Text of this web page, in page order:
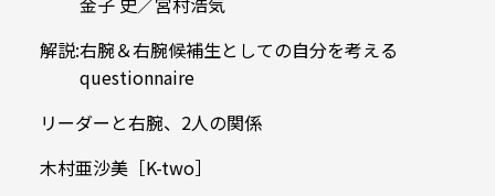
解説:右腕＆右腕候補生としての自分を考える
questionnaire
リーダーと右腕、2人の関係
木村亜沙美［K-two］